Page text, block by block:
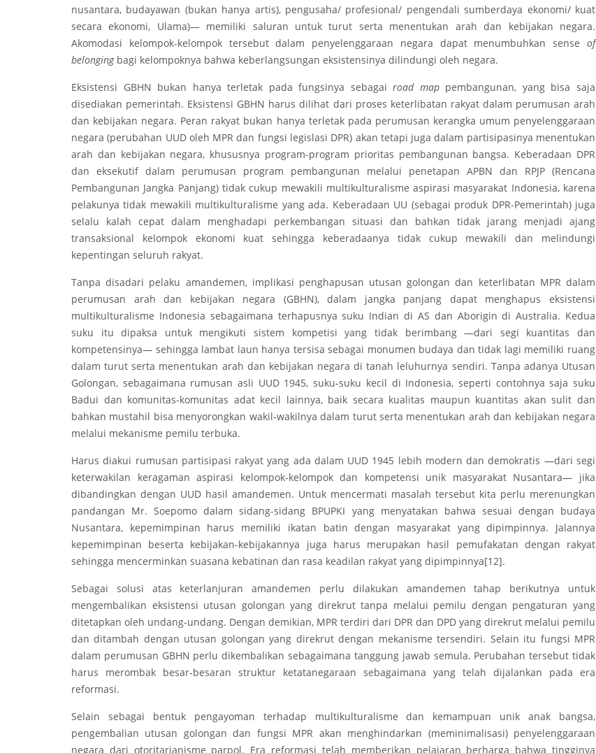
nusantara, budayawan (bukan hanya artis), pengusaha/ profesional/ pengendali sumberdaya ekonomi/ kuat
secara ekonomi, Ulama)— memiliki saluran untuk turut serta menentukan arah dan kebijakan negara.
Akomodasi kelompok-kelompok tersebut dalam penyelenggaraan negara dapat menumbuhkan sense of
belongingbagi kelompoknya bahwa keberlangsungan eksistensinya dilindungi oleh negara.
Eksistensi GBHN bukan hanya terletak pada fungsinya sebagairoad mappembangunan, yang bisa saja
disediakan pemerintah. Eksistensi GBHN harus dilihat dari proses keterlibatan rakyat dalam perumusan arah
dan kebijakan negara. Peran rakyat bukan hanya terletak pada perumusan kerangka umum penyelenggaraan
negara (perubahan UUD oleh MPR dan fungsi legislasi DPR) akan tetapi juga dalam partisipasinya menentukan
arah dan kebijakan negara, khususnya program-program prioritas pembangunan bangsa. Keberadaan DPR
dan eksekutif dalam perumusan program pembangunan melalui penetapan APBN dan RPJP (Rencana
Pembangunan Jangka Panjang) tidak cukup mewakili multikulturalisme aspirasi masyarakat Indonesia, karena
pelakunya tidak mewakili multikulturalisme yang ada. Keberadaan UU (sebagai produk DPR-Pemerintah) juga
selalu kalah cepat dalam menghadapi perkembangan situasi dan bahkan tidak jarang menjadi ajang
transaksional kelompok ekonomi kuat sehingga keberadaanya tidak cukup mewakili dan melindungi
kepentingan seluruh rakyat.
Tanpa disadari pelaku amandemen, implikasi penghapusan utusan golongan dan keterlibatan MPR dalam
perumusan arah dan kebijakan negara (GBHN), dalam jangka panjang dapat menghapus eksistensi
multikulturalisme Indonesia sebagaimana terhapusnya suku Indian di AS dan Aborigin di Australia. Kedua
suku itu dipaksa untuk mengikuti sistem kompetisi yang tidak berimbang —dari segi kuantitas dan
kompetensinya— sehingga lambat laun hanya tersisa sebagai monumen budaya dan tidak lagi memiliki ruang
dalam turut serta menentukan arah dan kebijakan negara di tanah leluhurnya sendiri. Tanpa adanya Utusan
Golongan, sebagaimana rumusan asli UUD 1945, suku-suku kecil di Indonesia, seperti contohnya saja suku
Badui dan komunitas-komunitas adat kecil lainnya, baik secara kualitas maupun kuantitas akan sulit dan
bahkan mustahil bisa menyorongkan wakil-wakilnya dalam turut serta menentukan arah dan kebijakan negara
melalui mekanisme pemilu terbuka.
Harus diakui rumusan partisipasi rakyat yang ada dalam UUD 1945 lebih modern dan demokratis —dari segi
keterwakilan keragaman aspirasi kelompok-kelompok dan kompetensi unik masyarakat Nusantara— jika
dibandingkan dengan UUD hasil amandemen. Untuk mencermati masalah tersebut kita perlu merenungkan
pandangan Mr. Soepomo dalam sidang-sidang BPUPKI yang menyatakan bahwa sesuai dengan budaya
Nusantara, kepemimpinan harus memiliki ikatan batin dengan masyarakat yang dipimpinnya. Jalannya
kepemimpinan beserta kebijakan-kebijakannya juga harus merupakan hasil pemufakatan dengan rakyat
sehingga mencerminkan suasana kebatinan dan rasa keadilan rakyat yang dipimpinnya[12].
Sebagai solusi atas keterlanjuran amandemen perlu dilakukan amandemen tahap berikutnya untuk
mengembalikan eksistensi utusan golongan yang direkrut tanpa melalui pemilu dengan pengaturan yang
ditetapkan oleh undang-undang. Dengan demikian, MPR terdiri dari DPR dan DPD yang direkrut melalui pemilu
dan ditambah dengan utusan golongan yang direkrut dengan mekanisme tersendiri. Selain itu fungsi MPR
dalam perumusan GBHN perlu dikembalikan sebagaimana tanggung jawab semula. Perubahan tersebut tidak
harus merombak besar-besaran struktur ketatanegaraan sebagaimana yang telah dijalankan pada era
reformasi.
Selain sebagai bentuk pengayoman terhadap multikulturalisme dan kemampuan unik anak bangsa,
pengembalian utusan golongan dan fungsi MPR akan menghindarkan (meminimalisasi) penyelenggaraan
negara dari otoritarianisme parpol. Era reformasi telah memberikan pelajaran berharga bahwa tingginya